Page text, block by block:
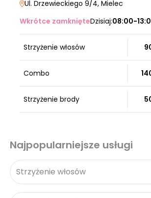
Ul. Drzewieckiego 9/4, Mielec
Wkrótce zamknięteDzisiaj:08:00-
Strzyżenie włosów
Combo
Strzyżenie brody
Najpopularniejsze usługi
Strzyżenie włosów